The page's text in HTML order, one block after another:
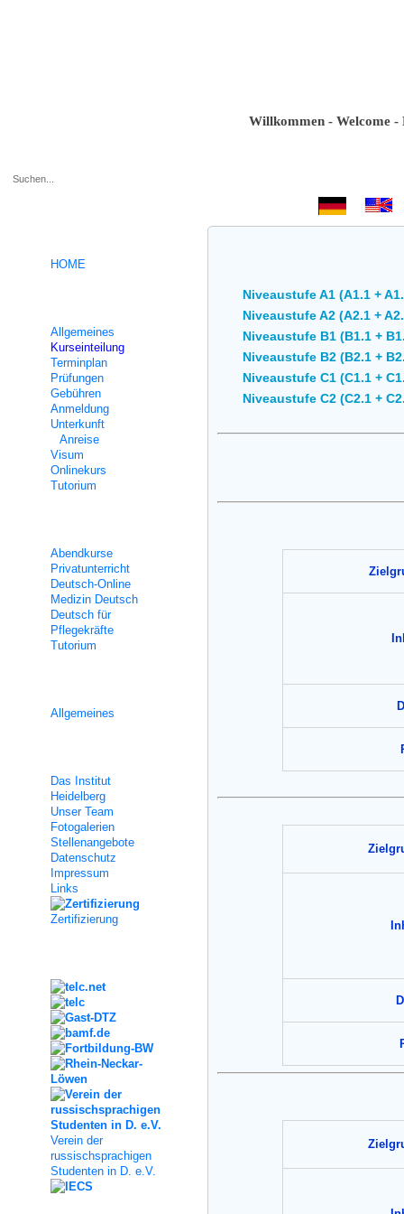
Willkommen - Welcome -
HOME
Allgemeines
Kurseinteilung
Terminplan
Prüfungen
Gebühren
Anmeldung
Unterkunft
Anreise
Visum
Onlinekurs
Tutorium
Abendkurse
Privatunterricht
Deutsch-Online
Medizin Deutsch
Deutsch für
Pflegekräfte
Tutorium
Allgemeines
Das Institut
Heidelberg
Unser Team
Fotogalerien
Stellenangebote
Datenschutz
Impressum
Links
Zertifizierung
Verein der
russischsprachigen
Studenten in D. e.V.
Niveaustufe A1 (A1.1 +
Niveaustufe A2 (A2.1 +
Niveaustufe B1 (B1.1 +
Niveaustufe B2 (B2.1 +
Niveaustufe C1 (C1.1 +
Niveaustufe C2 (C2.1 +